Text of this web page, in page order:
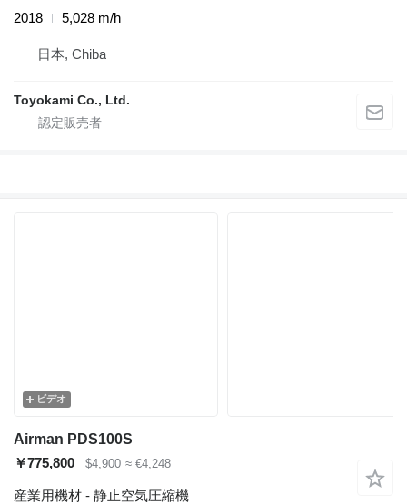
2018
5,028 m/h
日本, Chiba
Toyokami Co., Ltd.
ビデオ
Airman PDS100S
￥775,800
$4,900 ≈ €4,248
産業用機材 - 静止空気圧縮機